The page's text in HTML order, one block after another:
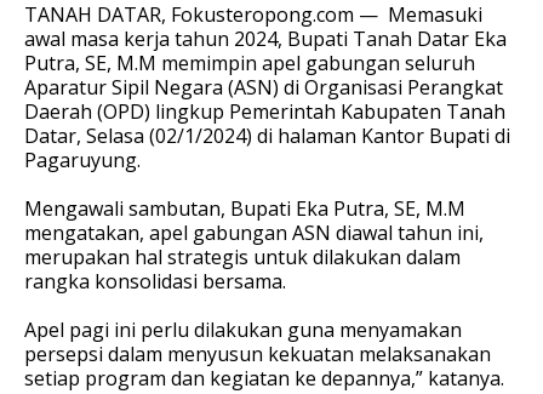
TANAH DATAR, Fokusteropong.com — Memasuki
awal masa kerja tahun 2024, Bupati Tanah Datar Eka
Putra, SE, M.M memimpin apel gabungan seluruh
Aparatur Sipil Negara (ASN) di Organisasi Perangkat
Daerah (OPD) lingkup Pemerintah Kabupaten Tanah
Datar, Selasa (02/1/2024) di halaman Kantor Bupati di
Pagaruyung.
Mengawali sambutan, Bupati Eka Putra, SE, M.M
mengatakan, apel gabungan ASN diawal tahun ini,
merupakan hal strategis untuk dilakukan dalam
rangka konsolidasi bersama.
Apel pagi ini perlu dilakukan guna menyamakan
persepsi dalam menyusun kekuatan melaksanakan
setiap program dan kegiatan ke depannya,” katanya.